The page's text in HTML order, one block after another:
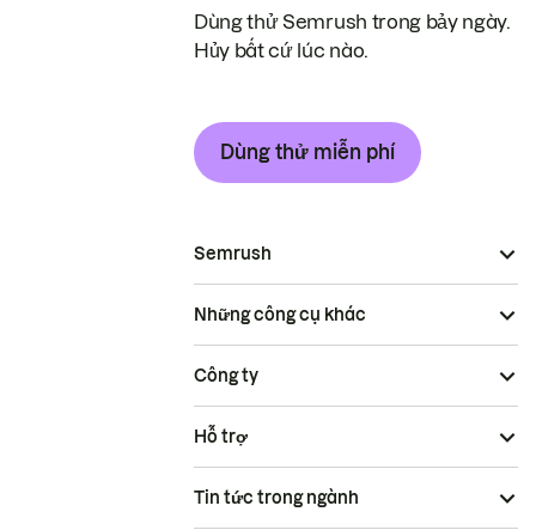
Dùng thử Semrush trong bảy ngày.
Hủy bất cứ lúc nào.
Dùng thử miễn phí
Semrush
Những công cụ khác
Công ty
Hỗ trợ
Tin tức trong ngành